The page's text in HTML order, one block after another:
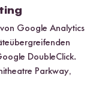
Google Analytics
DoubleClick.
Parkway,